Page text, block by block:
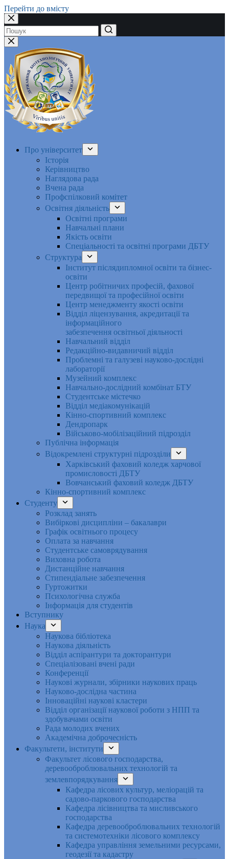
Перейти до вмісту
Немає
результатів
Про університет
Історія
Керівництво
Наглядова рада
Вчена рада
Профспілковий комітет
Освітня діяльність
Освітні програми
Навчальні плани
Якість освіти
Спеціальності та освітні програми ДБТУ
Структура
Інститут післядипломної освіти та бізнес-
освіти
Центр робітничих професій, фахової
передвищої та професійної освіти
Центр менеджменту якості освіти
Відділ ліцензування, акредитації та
інформаційного
забезпечення освітньої діяльності
Навчальний відділ
Редакційно-видавничий відділ
Проблемні та галузеві науково-дослідні
лабораторії
Музейний комплекс
Навчально-дослідний комбінат БТУ
Студентське містечко
Відділ медіакомунікацій
Кінно-спортивний комплекс
Дендропарк
Військово-мобілізаційний підрозділ
Публічна інформація
Відокремлені структурні підрозділи
Харківський фаховий коледж харчової
промисловості ДБТУ
Вовчанський фаховий коледж ДБТУ
Кінно-спортивний комплекс
Студенту
Розклад занять
Вибіркові дисципліни – бакалаври
Графік освітнього процесу
Оплата за навчання
Студентське самоврядування
Виховна робота
Дистанційне навчання
Стипендіальне забезпечення
Гуртожитки
Психологічна служба
Інформація для студентів
Вступнику
Наука
Наукова бібліотека
Наукова діяльність
Відділ аспірантури та докторантури
Спеціалізовані вчені ради
Конференції
Наукові журнали, збірники наукових праць
Науково-дослідна частина
Інноваційні наукові кластери
Відділ організації наукової роботи з НПП та
здобувачами освіти
Рада молодих вчених
Академічна доброчесність
Факультети, інститути
Факультет лісового господарства,
деревооброблювальних технологій та
землевпорядкування
Кафедра лісових культур, меліорацій та
садово-паркового господарства
Кафедра лісівництва та мисливського
господарства
Кафедра деревооброблювальних технологій
та системотехніки лісового комплексу
Кафедра управління земельними ресурсами,
геодезії та кадастру